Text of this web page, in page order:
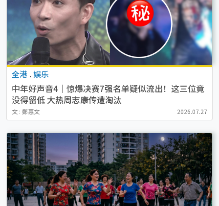
全港 . 娱乐
中年好声音4｜惊爆决赛7强名单疑似流出！这三位竟
没得留低 大热周志康传遭淘汰
文 : 鄭惠文 2026.07.27